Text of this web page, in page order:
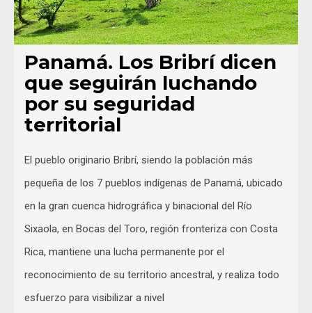
Panamá. Los Bribrí dicen
que seguirán luchando
por su seguridad
territorial
El pueblo originario Bribrí, siendo la población más
pequeña de los 7 pueblos indígenas de Panamá, ubicado
en la gran cuenca hidrográfica y binacional del Río
Sixaola, en Bocas del Toro, región fronteriza con Costa
Rica, mantiene una lucha permanente por el
reconocimiento de su territorio ancestral, y realiza todo
esfuerzo para visibilizar a nivel